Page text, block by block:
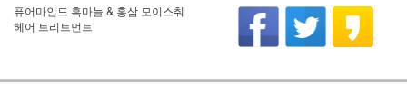
퓨어마인드 흑마늘 & 홍삼 모이스춰
헤어 트리트먼트